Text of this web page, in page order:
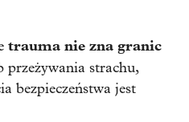
trauma nie zna granic
przeżywania strachu,
bezpieczeństwa jest